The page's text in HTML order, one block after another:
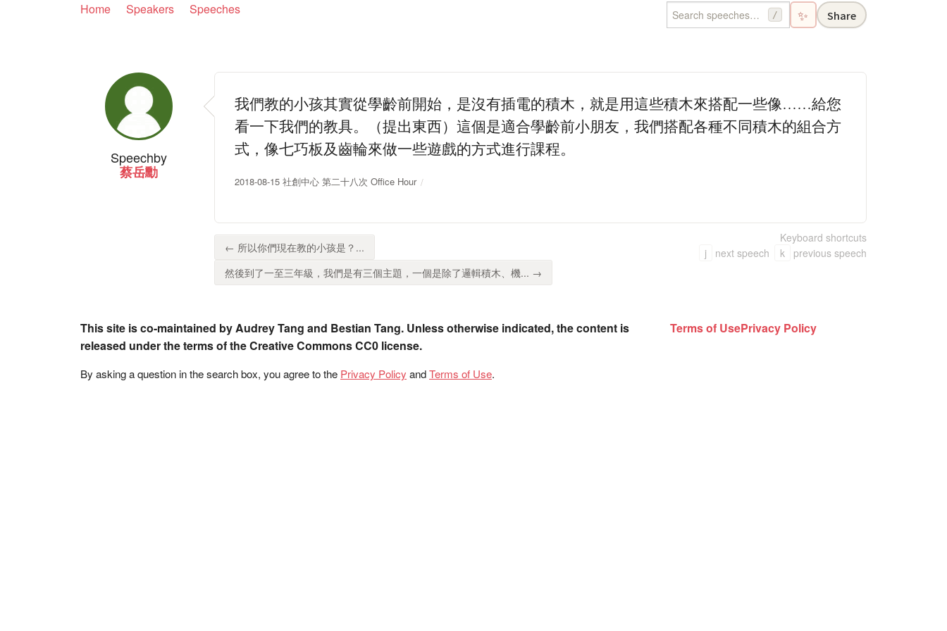
Home Speakers Speeches / ✨ Share
Speechby
蔡岳勳
我們教的小孩其實從學齡前開始，是沒有插電的積木，就是用這些積木來搭配一些像……給您
看一下我們的教具。（提出東西）這個是適合學齡前小朋友，我們搭配各種不同積木的組合方
式，像七巧板及齒輪來做一些遊戲的方式進行課程。
2018-08-15 社創中心 第二十八次 Office Hour
← 所以你們現在教的小孩是？...
然後到了一至三年級，我們是有三個主題，一個是除了邏輯積木、機... →
Keyboard shortcuts
j
next speech k previous speech
This site is co-maintained by Audrey Tang and Bestian Tang. Unless otherwise indicated, the content is
released under the terms of the Creative Commons CC0 license.
By asking a question in the search box, you agree to the Privacy Policy andTerms of Use.
Terms of UsePrivacy Policy